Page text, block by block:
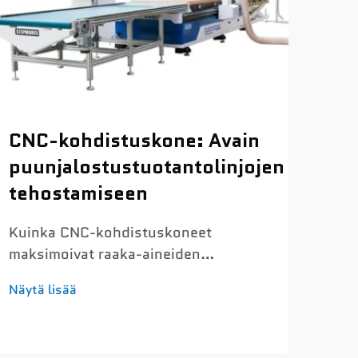
CNC-kohdistuskone: Avain
puunjalostustuotantolinjojen
tehostamiseen
Kuinka CNC-kohdistuskoneet
maksimoivat raaka-aineiden
Kohdistusalgoritmin etu: raaka-
Näytä lisää